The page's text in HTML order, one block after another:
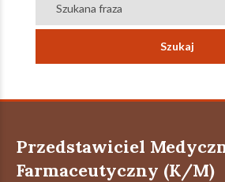
Przedstawiciel
Farmaceutyczny (K/M)